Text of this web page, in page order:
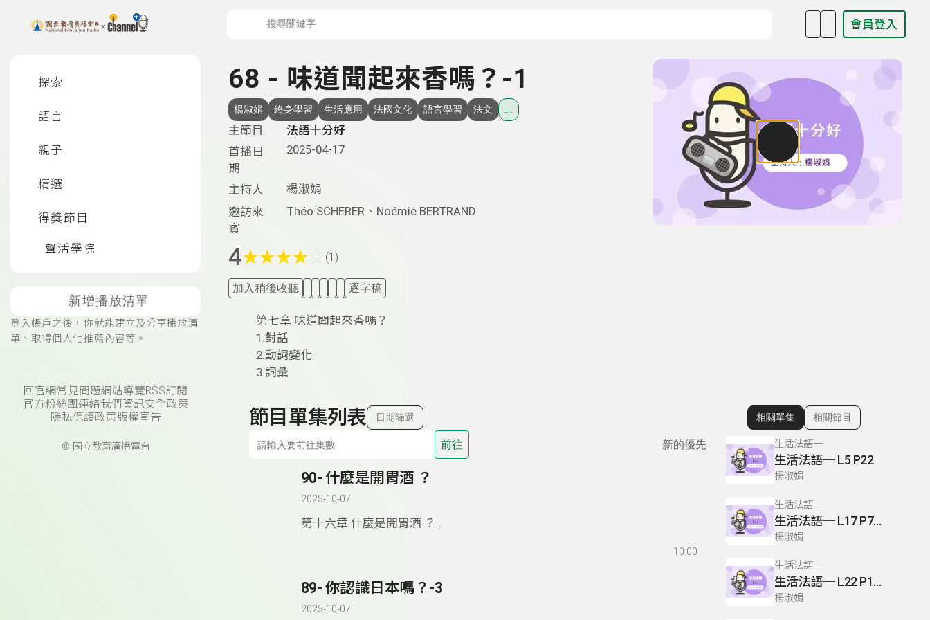
上方功能區塊 會員登入
探索
語言
親子
精選
得獎節目
聲活學院
新增播放清單
登入帳戶之後，你就能建立及分享播放清
單、取得個人化推薦內容等。
回官網常見問題網站導覽RSS訂閱
官方粉絲團連絡我們 資訊安全政策
隱私保護政策版權宣告
© 國立教育廣播電台
68 - 味道聞起來香嗎？-1
楊淑娟 終身學習 生活應用 法國文化 語言學習 法文
主節目
法語十分好
首播日
期
2025-04-17
主持人
楊淑娟
邀訪來
賓
Théo SCHERER、Noémie BERTRAND
4★★★★ (1)
加入稍後收聽 逐字稿
第七章 味道聞起來香嗎？
1.對話
2.動詞變化
3.詞彙
節目單集列表 日期篩選
前往 新的優先
90- 什麼是開胃酒 ？
2025-10-07
第十六章 什麼是開胃酒 ？
10:00
89- 你認識日本嗎？-3
2025-10-07
顯示相關單集
相關單集 相關節目
生活法語一
生活法語一 L5 P22
楊淑娟
生活法語一
生活法語一 L17 P79 L18 P78-79
楊淑娟
生活法語一
生活法語一 L22 P103-104
楊淑娟